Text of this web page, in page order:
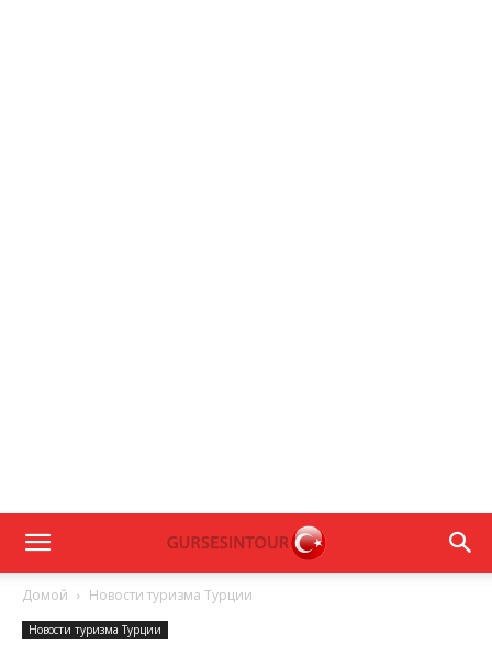
Домой Новости туризма Турции
Новости туризма Турции